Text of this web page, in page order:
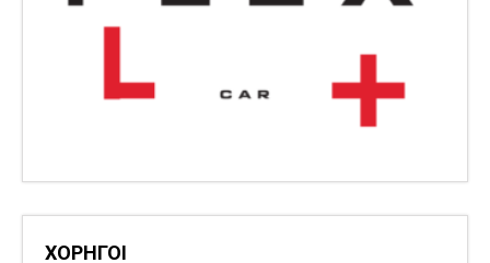
ΧΟΡΗΓΟΙ